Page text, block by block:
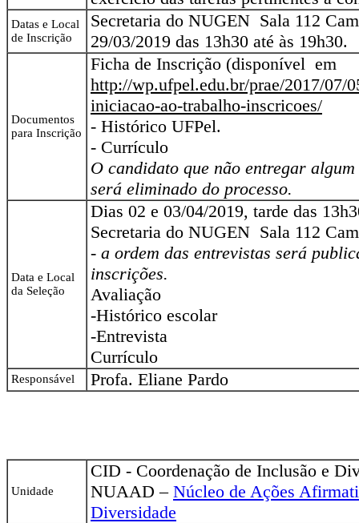
Datas e Local
de Inscrição
Secretaria do NUGEN Sala 112
29/03/2019 das 13h30 até às 19h30.
Documentos
para Inscrição
Ficha de Inscrição (disponível em
http://wp.ufpel.edu.br/prae/2017/07/
iniciacao-ao-trabalho-inscricoes/
- Histórico UFPel.
- Currículo
O candidato que não entregar algum
será eliminado do processo.
Data e Local
da Seleção
Dias 02 e 03/04/2019, tarde das
Secretaria do NUGEN Sala 112
- a ordem das entrevistas será
inscrições.
Avaliação
-Histórico escolar
-Entrevista
Currículo
Responsável Profa. Eliane Pardo
Unidade
CID - Coordenação de Inclusão e
NUAAD – Núcleo de Ações
Diversidade